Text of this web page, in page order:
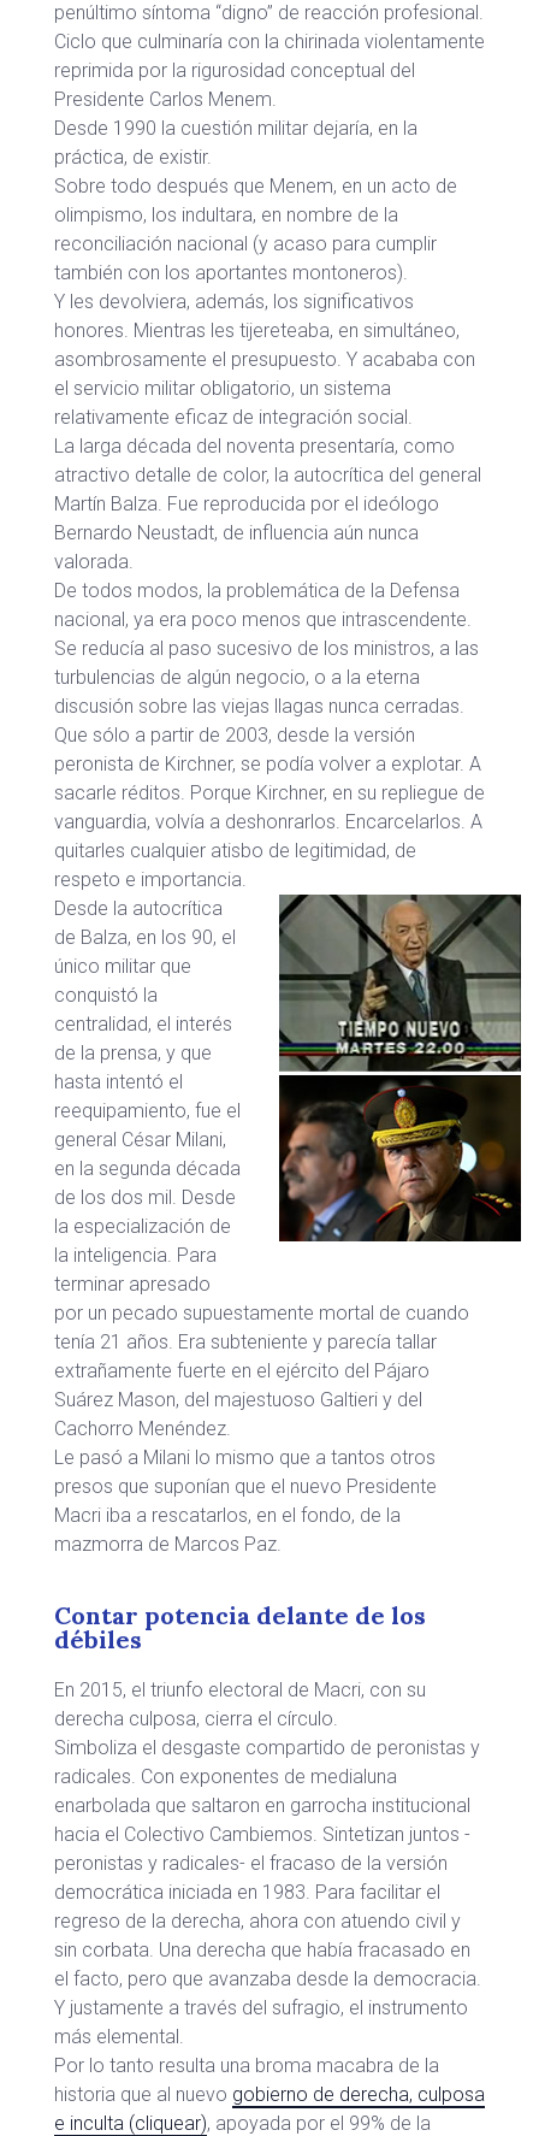
penúltimo síntoma “digno” de reacción profesional.
Ciclo que culminaría con la chirinada violentamente
reprimida por la rigurosidad conceptual del
Presidente Carlos Menem.
Desde 1990 la cuestión militar dejaría, en la
práctica, de existir.
Sobre todo después que Menem, en un acto de
olimpismo, los indultara, en nombre de la
reconciliación nacional (y acaso para cumplir
también con los aportantes montoneros).
Y les devolviera, además, los significativos
honores. Mientras les tijereteaba, en simultáneo,
asombrosamente el presupuesto. Y acababa con
el servicio militar obligatorio, un sistema
relativamente eficaz de integración social.
La larga década del noventa presentaría, como
atractivo detalle de color, la autocrítica del general
Martín Balza. Fue reproducida por el ideólogo
Bernardo Neustadt, de influencia aún nunca
valorada.
De todos modos, la problemática de la Defensa
nacional, ya era poco menos que intrascendente.
Se reducía al paso sucesivo de los ministros, a las
turbulencias de algún negocio, o a la eterna
discusión sobre las viejas llagas nunca cerradas.
Que sólo a partir de 2003, desde la versión
peronista de Kirchner, se podía volver a explotar. A
sacarle réditos. Porque Kirchner, en su repliegue de
vanguardia, volvía a deshonrarlos. Encarcelarlos. A
quitarles cualquier atisbo de legitimidad, de
respeto e importancia.
Desde la autocrítica
de Balza, en los 90, el
único militar que
conquistó la
centralidad, el interés
de la prensa, y que
hasta intentó el
reequipamiento, fue el
general César Milani,
en la segunda década
de los dos mil. Desde
la especialización de
la inteligencia. Para
terminar apresado
por un pecado supuestamente mortal de cuando
tenía 21 años. Era subteniente y parecía tallar
extrañamente fuerte en el ejército del Pájaro
Suárez Mason, del majestuoso Galtieri y del
Cachorro Menéndez.
Le pasó a Milani lo mismo que a tantos otros
presos que suponían que el nuevo Presidente
Macri iba a rescatarlos, en el fondo, de la
mazmorra de Marcos Paz.
Contar potencia delante de los
débiles
En 2015, el triunfo electoral de Macri, con su
derecha culposa, cierra el círculo.
Simboliza el desgaste compartido de peronistas y
radicales. Con exponentes de medialuna
enarbolada que saltaron en garrocha institucional
hacia el Colectivo Cambiemos. Sintetizan juntos -
peronistas y radicales- el fracaso de la versión
democrática iniciada en 1983. Para facilitar el
regreso de la derecha, ahora con atuendo civil y
sin corbata. Una derecha que había fracasado en
el facto, pero que avanzaba desde la democracia.
Y justamente a través del sufragio, el instrumento
más elemental.
Por lo tanto resulta una broma macabra de la
historia que al nuevo gobierno de derecha, culposa
e inculta (cliquear), apoyada por el 99% de la